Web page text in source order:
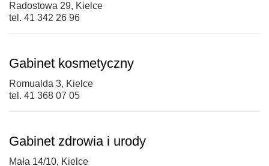
Radostowa 29, Kielce
tel. 41 342 26 96
Gabinet kosmetyczny
Romualda 3, Kielce
tel. 41 368 07 05
Gabinet zdrowia i urody
Mała 14/10, Kielce